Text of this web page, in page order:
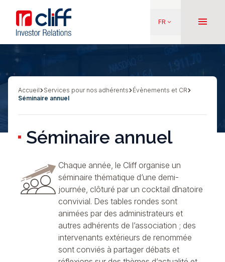
contenu
principal
Aller directement au contenu
FR keyboard_arrow_down menu
Fil
Accueil Services pour nos adhérents
Évènements et CR
Séminaire annuel
Séminaire annuel
Chaque année, le Cliff organise un
séminaire thématique d’une demi-
journée, clôturé par un cocktail dînatoire
convivial. Des tables rondes sont
animées par des administrateurs et
autres adhérents de l’association ; des
intervenants extérieurs de renommée
sont conviés à partager débats et